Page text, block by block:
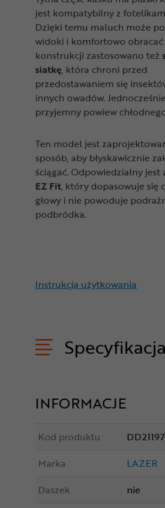
jest kompatybilny z
Dzięki temu maluch może
widoki i komfortowo obracać
konstrukcji zastosowano też
siatkę, która chroni przed
przedostawaniem się
innych owadów.
przyjemny powiew
Ten model jest
sposób, aby błyskawicznie
ściągać. Odpowiedzialny jest
EZ Fit, który dopasowuje się
głowy i nie powoduje
podbródka.
Instrukcja użytkowania
Specyfikacja
INFORMACJE
Kod produktu
Marka
LAZER
Daszek
nie